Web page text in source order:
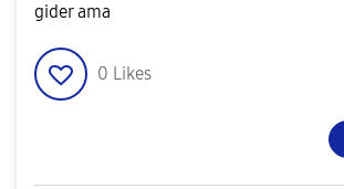
gider ama
0 Likes